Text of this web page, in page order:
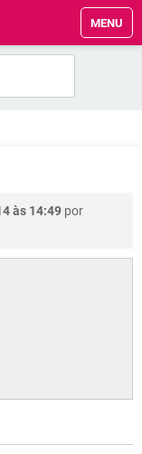
MENU
às 14:49 por